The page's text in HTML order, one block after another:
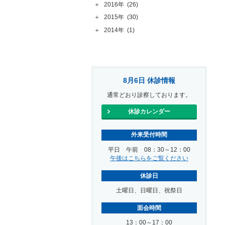
＋
2016年 (26)
＋
2015年 (30)
＋
2014年 (1)
8月6日 休診情報
通常どおり診察しております。
休診カレンダー
外来受付時間
平日 午前 08：30～12：00
午後はこちらをご覧ください
休診日
土曜日、日曜日、祝祭日
面会時間
13：00～17：00